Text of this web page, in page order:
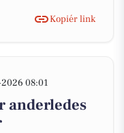
Kopiér link
08:01
anderledes